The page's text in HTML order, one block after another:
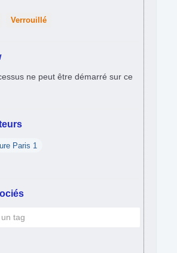
Verrouillé
ne peut être démarré sur ce
Paris 1